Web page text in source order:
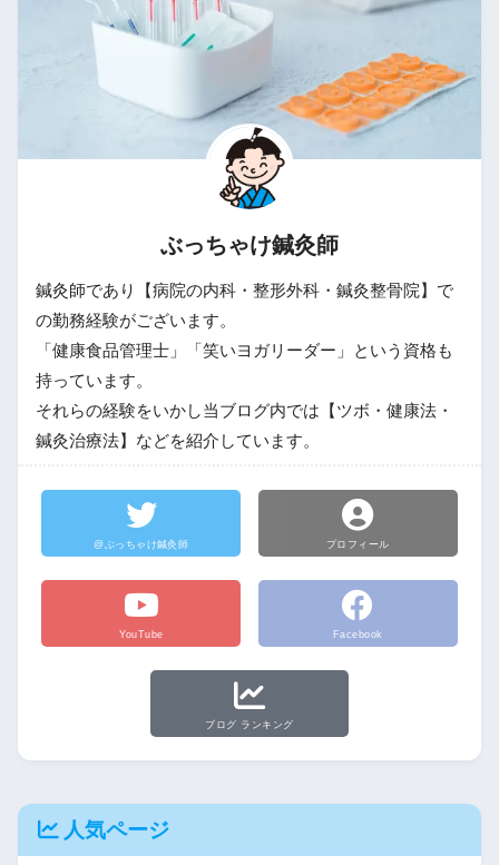
ぶっちゃけ鍼灸師
鍼灸師であり【病院の内科・整形外科・鍼灸整骨院】で
の勤務経験がございます。
「健康食品管理士」「笑いヨガリーダー」という資格も
持っています。
それらの経験をいかし当ブログ内では【ツボ・健康法・
鍼灸治療法】などを紹介しています。
@ぶっちゃけ鍼灸師 プロフィール
YouTube Facebook
ブログ ランキング
人気ページ